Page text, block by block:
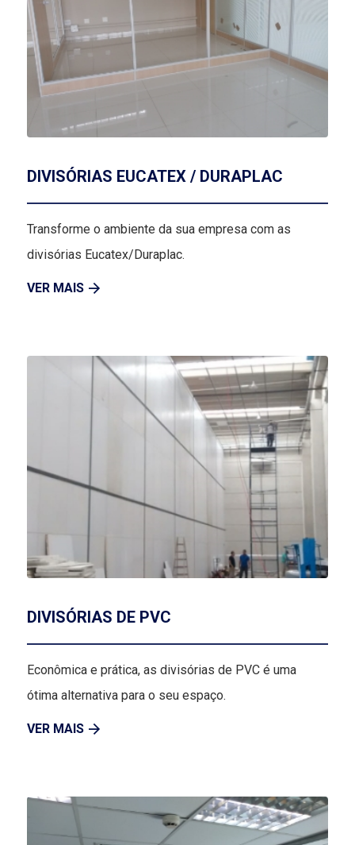
DIVISÓRIAS EUCATEX / DURAPLAC
Transforme o ambiente da sua empresa com as
divisórias Eucatex/Duraplac.
VER MAIS
DIVISÓRIAS DE PVC
Econômica e prática, as divisórias de PVC é uma
ótima alternativa para o seu espaço.
VER MAIS